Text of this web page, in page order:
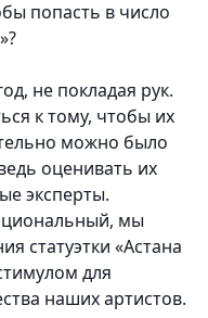
попасть в число
не покладая рук.
к тому, чтобы их
можно было
оценивать их
эксперты.
мы
статуэтки «Астана
для
наших артистов.